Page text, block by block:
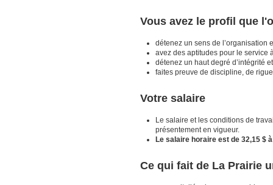
Vous avez le profil que
détenez un sens de l’organisation
avez des aptitudes pour le service
détenez un haut degré d’intégrité
faites preuve de discipline, de
Votre salaire
Le salaire et les conditions de
présentement en vigueur.
Le salaire horaire est de 32,15 $
Ce qui fait de La Prairie